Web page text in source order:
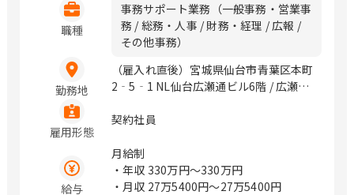
職種
事務サポート業務（一般事務・営業事
務 / 総務・人事 / 財務・経理 / 広報 /
その他事務）
勤務地
（雇入れ直後）宮城県仙台市青葉区本町
2‐5‐1 NL仙台広瀬通ビル6階 / 広瀬
雇用形態
契約社員
給与
月給制
・年収 330万円〜330万円
・月収 27万5400円〜27万5400円